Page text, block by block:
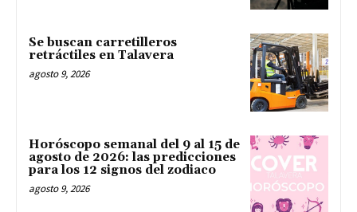
Se buscan carretilleros
retráctiles en Talavera
agosto 9, 2026
Horóscopo semanal del 9 al 15 de
agosto de 2026: las predicciones
para los 12 signos del zodiaco
agosto 9, 2026